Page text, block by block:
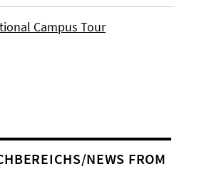
Campus Tour
NEWS FROM